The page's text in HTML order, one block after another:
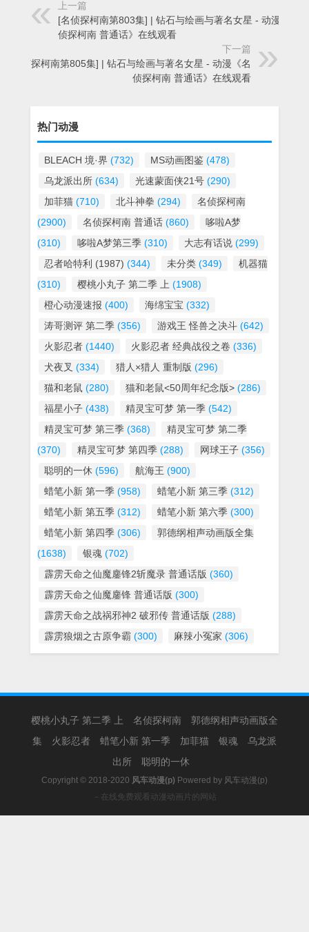
上一篇
[名侦探柯南第803集] | 钻石与绘画与著名女星 - 动漫《名
侦探柯南 普通话》在线观看
下一篇
[名侦探柯南第805集] | 钻石与绘画与著名女星 - 动漫《名
侦探柯南 普通话》在线观看
热门动漫
BLEACH 境·界 (732) MS动画图鉴 (478)
乌龙派出所 (634) 光速蒙面侠21号 (290)
加菲猫 (710) 北斗神拳 (294)
名侦探柯南
(2900)
名侦探柯南 普通话 (860)
哆啦A梦
(310)
哆啦A梦第三季 (310) 大志有话说 (299)
忍者哈特利 (1987) (344) 未分类 (349)
机器猫
(310)
樱桃小丸子 第二季 上 (1908)
橙心动漫速报 (400) 海绵宝宝 (332)
涛哥测评 第二季 (356) 游戏王 怪兽之决斗 (642)
火影忍者 (1440) 火影忍者 经典战役之卷 (336)
犬夜叉 (334) 猎人×猎人 重制版 (296)
猫和老鼠 (280) 猫和老鼠<50周年纪念版> (286)
福星小子 (438) 精灵宝可梦 第一季 (542)
精灵宝可梦 第三季 (368)
精灵宝可梦 第二季
(370)
精灵宝可梦 第四季 (288) 网球王子 (356)
聪明的一休 (596) 航海王 (900)
蜡笔小新 第一季 (958) 蜡笔小新 第三季 (312)
蜡笔小新 第五季 (312) 蜡笔小新 第六季 (300)
蜡笔小新 第四季 (306)
郭德纲相声动画版全集
(1638)
银魂 (702)
霹雳天命之仙魔鏖锋2斩魔录 普通话版 (360)
霹雳天命之仙魔鏖锋 普通话版 (300)
霹雳天命之战祸邪神2 破邪传 普通话版 (288)
霹雳狼烟之古原争霸 (300) 麻辣小冤家 (306)
樱桃小丸子 第二季 上 名侦探柯南
郭德纲相声动画版全
集
火影忍者 蜡笔小新 第一季 加菲猫 银魂
乌龙派
出所
聪明的一休
Copyright © 2018-2020 风车动漫(p) Powered by 风车动漫(p)
－在线免费观看动漫动画片的网站